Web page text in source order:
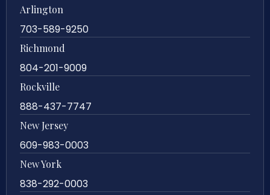
Arlington
703-589-9250
Richmond
804-201-9009
Rockville
888-437-7747
New Jersey
609-983-0003
New York
838-292-0003